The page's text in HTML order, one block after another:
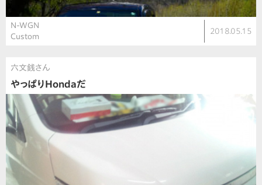
N-WGN
Custom
2018.05.15
六文銭さん
やっぱりHondaだ